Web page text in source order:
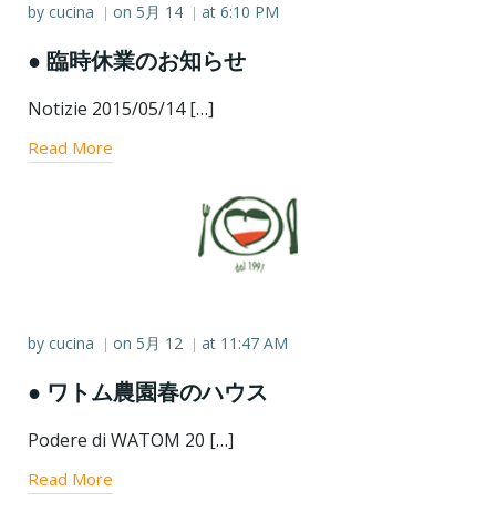
by cucina | on 5月 14 | at 6:10 PM
● 臨時休業のお知らせ
Notizie 2015/05/14 […]
Read More
by cucina | on 5月 12 | at 11:47 AM
● ワトム農園春のハウス
Podere di WATOM 20 […]
Read More